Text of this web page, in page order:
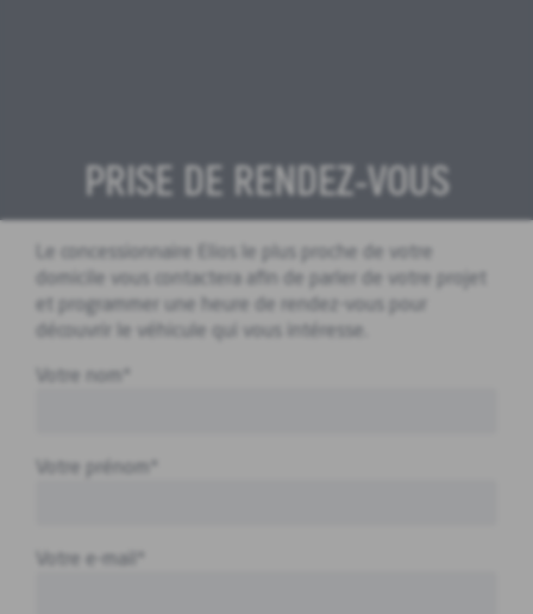
PRISE DE RENDEZ-VOUS
Le concessionnaire Elios le plus proche de votre
domicile vous contactera afin de parler de votre projet
et programmer une heure de rendez-vous pour
découvrir le véhicule qui vous intéresse.
Votre nom*
Votre prénom*
Votre e-mail*